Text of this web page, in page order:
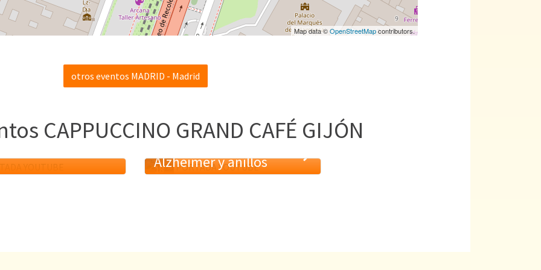
Map data ©OpenStreetMapcontributors.
otros eventos MADRID - Madrid
CAPPUCCINO GRAND CAFÉ GIJÓN
x CSIC - Materia
18
Alzhéimer y anillos